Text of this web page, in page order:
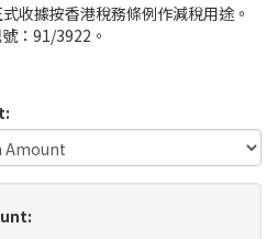
收據按香港稅務條例作減稅用途。
：91/3922。